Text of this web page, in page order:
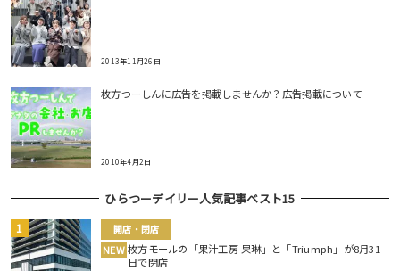
2013年11月26日
枚方つーしんに広告を掲載しませんか？広告掲載について
2010年4月2日
ひらつーデイリー人気記事ベスト15
開店・閉店
NEW 枚方モールの「果汁工房 果琳」と「Triumph」が8月31
日で閉店